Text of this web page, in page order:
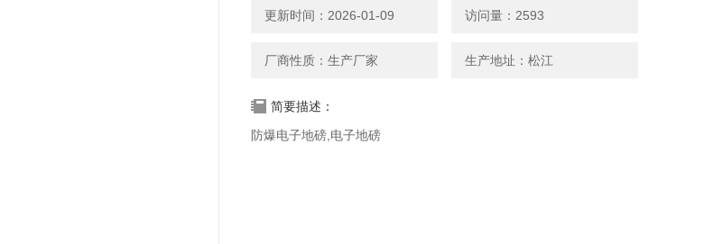
更新时间：2026-01-09 访问量：2593
厂商性质：生产厂家 生产地址：松江
简要描述：
防爆电子地磅,电子地磅